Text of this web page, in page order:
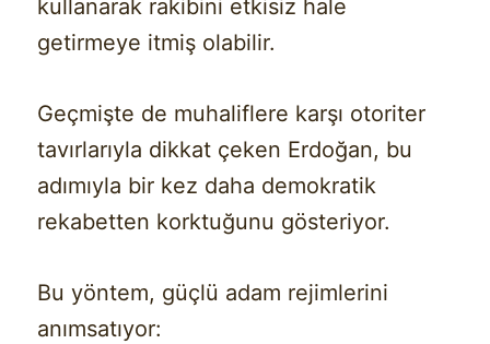
kullanarak rakibini etkisiz hale
getirmeye itmiş olabilir.
Geçmişte de muhaliflere karşı otoriter
tavırlarıyla dikkat çeken Erdoğan, bu
adımıyla bir kez daha demokratik
rekabetten korktuğunu gösteriyor.
Bu yöntem, güçlü adam rejimlerini
anımsatıyor: